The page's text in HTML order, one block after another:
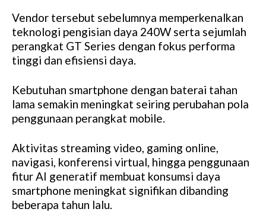
Vendor tersebut sebelumnya memperkenalkan
teknologi pengisian daya 240W serta sejumlah
perangkat GT Series dengan fokus performa
tinggi dan efisiensi daya.
Kebutuhan smartphone dengan baterai tahan
lama semakin meningkat seiring perubahan pola
penggunaan perangkat mobile.
Aktivitas streaming video, gaming online,
navigasi, konferensi virtual, hingga penggunaan
fitur AI generatif membuat konsumsi daya
smartphone meningkat signifikan dibanding
beberapa tahun lalu.